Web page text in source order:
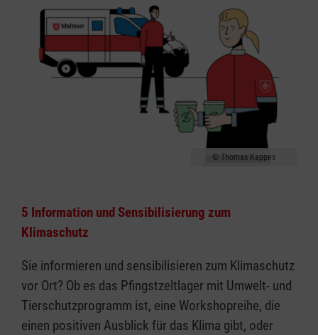
Thomas Kappes
5 Information und Sensibilisierung zum
Klimaschutz
Sie informieren und sensibilisieren zum Klimaschutz
vor Ort? Ob es das Pfingstzeltlager mit Umwelt- und
Tierschutzprogramm ist, eine Workshopreihe, die
einen positiven Ausblick für das Klima gibt, oder